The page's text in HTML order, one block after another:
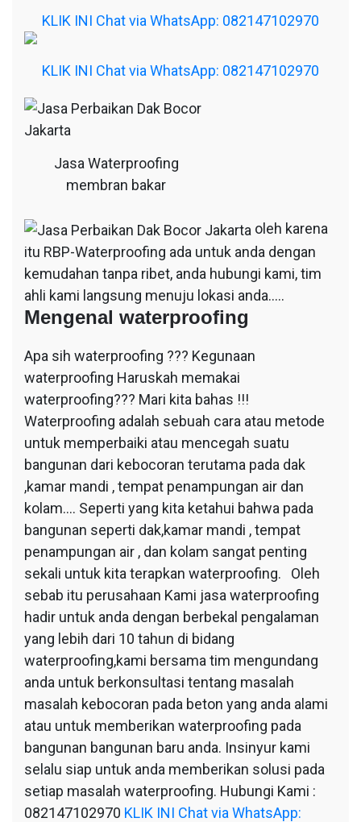
KLIK INI Chat via WhatsApp: 082147102970
KLIK INI Chat via WhatsApp: 082147102970
Jasa Waterproofing
membran bakar
oleh karena
itu RBP-Waterproofing ada untuk anda dengan
kemudahan tanpa ribet, anda hubungi kami, tim
ahli kami langsung menuju lokasi anda…..
Mengenal waterproofing
Apa sih waterproofing ??? Kegunaan
waterproofing Haruskah memakai
waterproofing??? Mari kita bahas !!!
Waterproofing adalah sebuah cara atau metode
untuk memperbaiki atau mencegah suatu
bangunan dari kebocoran terutama pada dak
,kamar mandi , tempat penampungan air dan
kolam…. Seperti yang kita ketahui bahwa pada
bangunan seperti dak,kamar mandi , tempat
penampungan air , dan kolam sangat penting
sekali untuk kita terapkan waterproofing. Oleh
sebab itu perusahaan Kami jasa waterproofing
hadir untuk anda dengan berbekal pengalaman
yang lebih dari 10 tahun di bidang
waterproofing,kami bersama tim mengundang
anda untuk berkonsultasi tentang masalah
masalah kebocoran pada beton yang anda alami
atau untuk memberikan waterproofing pada
bangunan bangunan baru anda. Insinyur kami
selalu siap untuk anda memberikan solusi pada
setiap masalah waterproofing. Hubungi Kami :
082147102970 KLIK INI Chat via WhatsApp: